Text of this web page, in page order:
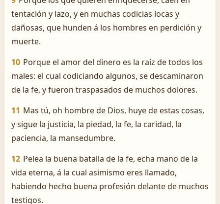
tentación y lazo, y en muchas codicias locas y
dañosas, que hunden á los hombres en perdición y
muerte.
10 Porque el amor del dinero es la raíz de todos los
males: el cual codiciando algunos, se descaminaron
de la fe, y fueron traspasados de muchos dolores.
11 Mas tú, oh hombre de Dios, huye de estas cosas,
y sigue la justicia, la piedad, la fe, la caridad, la
paciencia, la mansedumbre.
12 Pelea la buena batalla de la fe, echa mano de la
vida eterna, á la cual asimismo eres llamado,
habiendo hecho buena profesión delante de muchos
testigos.